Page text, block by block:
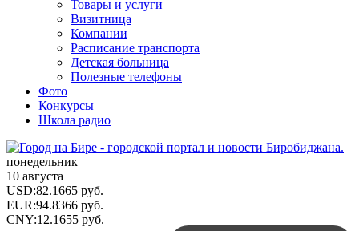
Товары и услуги
Визитница
Компании
Расписание транспорта
Детская больница
Полезные телефоны
Фото
Конкурсы
Школа радио
понедельник
10 августа
USD:82.1665 руб.
EUR:94.8366 руб.
CNY:12.1655 руб.